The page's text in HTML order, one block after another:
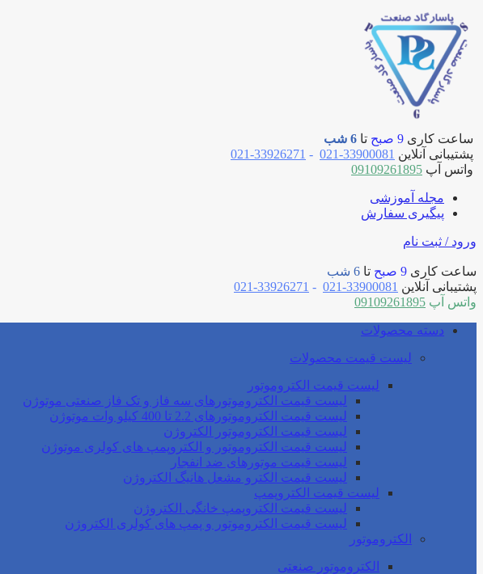
ساعت کاری 9 صبح تا 6 شب
پشتیبانی آنلاین 33900081-021
-
33926271-021
واتس آپ 09109261895
مجله آموزشی
پیگیری سفارش
ورود / ثبت نام
ساعت کاری 9 صبح تا 6 شب
پشتیبانی آنلاین 33900081-021
-
33926271-021
واتس آپ 09109261895
دسته محصولات
لیست قیمت محصولات
لیست قیمت الکتروموتور
لیست قیمت الکتروموتورهای سه فاز و تک فاز صنعتی موتوژن
لیست قیمت الکتروموتورهای 2.2 تا 400 کیلو وات موتوژن
لیست قیمت الکتروموتور الکتروژن
لیست قیمت الکتروموتور و الکتروپمپ های کولری موتوژن
لیست قیمت موتورهای ضد انفجار
لیست قیمت الکترو مشعل هانیگ الکتروژن
لیست قیمت الکتروپمپ
لیست قیمت الکتروپمپ خانگی الکتروژن
لیست قیمت الکتروموتور و پمپ های کولری الکتروژن
الکتروموتور
الکتروموتور صنعتی